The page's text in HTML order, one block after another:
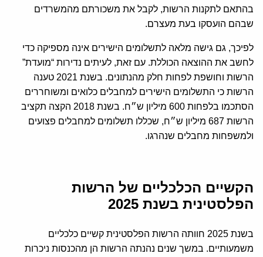
בהתאם לתקנות הרשות, לקבל את משכורתם מהמשרדים
שבהם הועסקו בעת מעצרם.
לפיכך, גם גישה מלאה לתשלומים הישירים אינה מספיקה כדי
לחשב את ההוצאה הכוללת. עם זאת, לעיתים נדירות “מועדת”
הרשות וחושפת לפחות חלק מהנתונים. בשנת 2021 טענה
הרשות כי התשלומים הישירים למחבלים כלואים ומשוחררים
הסתכמו בלפחות 600 מיליון ש״ח. בשנת 2018 הקצה תקציב
הרשות 687 מיליון ש״ח, שכללו תשלומים למחבלים פצועים
ולמשפחות מחבלים שנהרגו.
הקשיים הכלכליים של הרשות
הפלסטינית בשנת 2025
בשנת 2025 חוותה הרשות הפלסטינית קשיים כלכליים
משמעותיים. במשך שנים נהנתה הרשות הן מהכנסות ניכרות